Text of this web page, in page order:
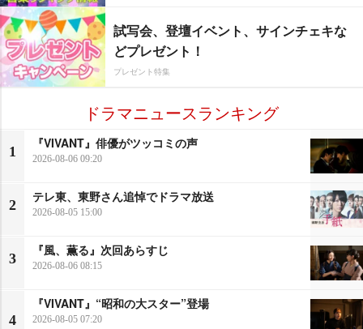
試写会、登壇イベント、サインチェキな
どプレゼント！
プレゼント特集
ドラマニュースランキング
1
『VIVANT』俳優がツッコミの声
2026-08-06 09:20
2
テレ東、東野さん追悼でドラマ放送
2026-08-05 15:00
3
『風、薫る』次回あらすじ
2026-08-06 08:15
4
『VIVANT』“昭和の大スター”登場
2026-08-05 07:20